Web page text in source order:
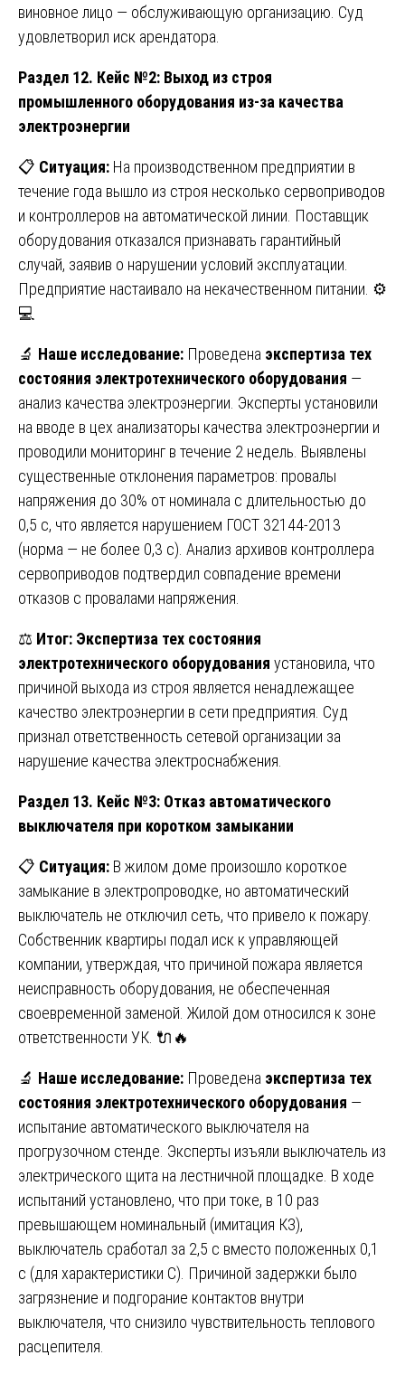
виновное лицо — обслуживающую организацию. Суд
удовлетворил иск арендатора.
Раздел 12. Кейс №2: Выход из строя
промышленного оборудования из-за качества
электроэнергии
📋 Ситуация: На производственном предприятии в
течение года вышло из строя несколько сервоприводов
и контроллеров на автоматической линии. Поставщик
оборудования отказался признавать гарантийный
случай, заявив о нарушении условий эксплуатации.
Предприятие настаивало на некачественном питании. ⚙️
💻
🔬 Наше исследование: Проведена экспертиза тех
состояния электротехнического оборудования —
анализ качества электроэнергии. Эксперты установили
на вводе в цех анализаторы качества электроэнергии и
проводили мониторинг в течение 2 недель. Выявлены
существенные отклонения параметров: провалы
напряжения до 30% от номинала с длительностью до
0,5 с, что является нарушением ГОСТ 32144-2013
(норма — не более 0,3 с). Анализ архивов контроллера
сервоприводов подтвердил совпадение времени
отказов с провалами напряжения.
⚖️ Итог: Экспертиза тех состояния
электротехнического оборудования установила, что
причиной выхода из строя является ненадлежащее
качество электроэнергии в сети предприятия. Суд
признал ответственность сетевой организации за
нарушение качества электроснабжения.
Раздел 13. Кейс №3: Отказ автоматического
выключателя при коротком замыкании
📋 Ситуация: В жилом доме произошло короткое
замыкание в электропроводке, но автоматический
выключатель не отключил сеть, что привело к пожару.
Собственник квартиры подал иск к управляющей
компании, утверждая, что причиной пожара является
неисправность оборудования, не обеспеченная
своевременной заменой. Жилой дом относился к зоне
ответственности УК. 🔌🔥
🔬 Наше исследование: Проведена экспертиза тех
состояния электротехнического оборудования —
испытание автоматического выключателя на
прогрузочном стенде. Эксперты изъяли выключатель из
электрического щита на лестничной площадке. В ходе
испытаний установлено, что при токе, в 10 раз
превышающем номинальный (имитация КЗ),
выключатель сработал за 2,5 с вместо положенных 0,1
с (для характеристики С). Причиной задержки было
загрязнение и подгорание контактов внутри
выключателя, что снизило чувствительность теплового
расцепителя.